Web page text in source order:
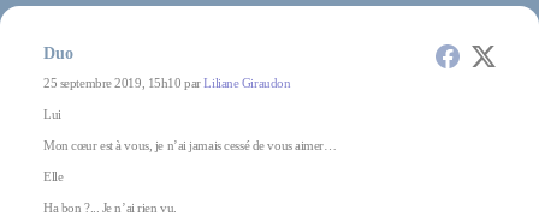
Duo
25 septembre 2019, 15h10 parLiliane Giraudon
Lui
Mon cœur est à vous, je n’ai jamais cessé de vous aimer…
Elle
Ha bon ?... Je n’ai rien vu.